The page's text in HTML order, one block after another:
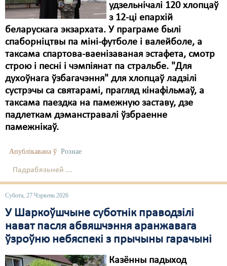
удзельнічалі 120 хлопцаў
з 12-ці епархій
беларускага экзархата. У праграме былі
спаборніцтвы па міні-футболе і валейболе, а
таксама спартова-ваенізаваная эстафета, смотр
строю і песні і чэмпіянат па стральбе. "Для
духоўнага ўзбагачэння" для хлопцаў ладзілі
сустрэчы са святарамі, прагляд кінафільмаў, а
таксама паездка на памежную заставу, дзе
падлеткам дэманстравалі ўзбраенне
памежнікаў.
Апублікавана ў Рознае
Падрабязьней ...
Субота, 27 Чэрвень 2026
У Шаркоўшчыне суботнік праводзілі
нават пасля абвяшчэння аранжавага
ўзроўню небяспекі з прычыны гарачыні
Казённы падыход